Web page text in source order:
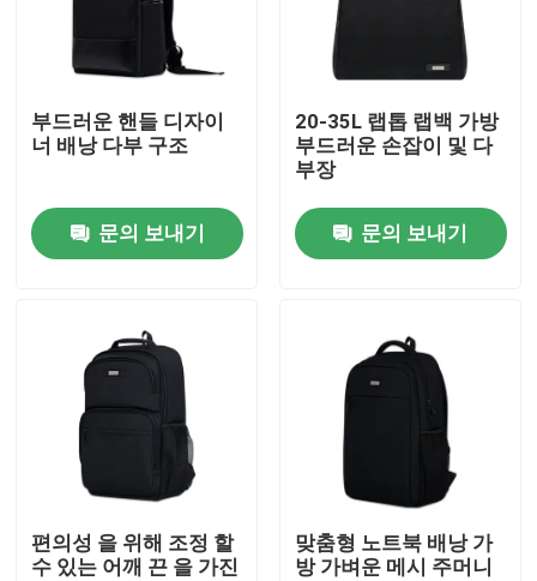
접촉
제품 소개
노트북 가방
노트북 메신저 가방
엄무용 노트북 가방
비즈니스 스링백
노트북 가방 수갑
부드러운 핸들 디자이
너 배낭 다부 구조
문의 보내기
20-35L 랩톱 랩백 가방
부드러운 손잡이 및 다
부장
문의 보내기
편의성 을 위해 조정 할
수 있는 어깨 끈 을 가진
맞춤형 노트북 배낭 가
방 가벼운 메시 주머니